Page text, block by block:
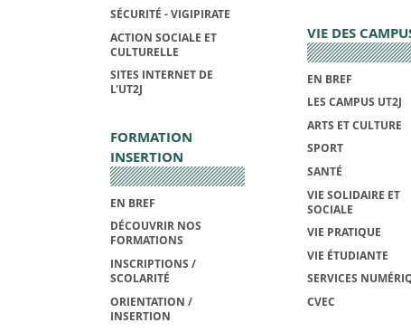
SÉCURITÉ - VIGIPIRATE
ACTION SOCIALE ET
CULTURELLE
SITES INTERNET DE
L'UT2J
FORMATION
INSERTION
EN BREF
DÉCOUVRIR NOS
FORMATIONS
INSCRIPTIONS /
SCOLARITÉ
ORIENTATION /
INSERTION
VIE DES
EN BREF
LES CAMPUS UT2J
ARTS ET CULTURE
SPORT
SANTÉ
VIE SOLIDAIRE ET
SOCIALE
VIE PRATIQUE
VIE ÉTUDIANTE
SERVICES
CVEC